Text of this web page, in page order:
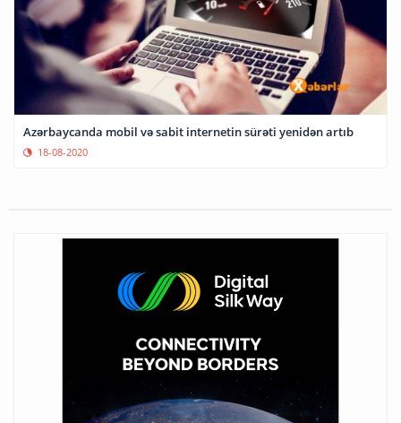
Azərbaycanda mobil və sabit internetin sürəti yenidən artıb
18-08-2020